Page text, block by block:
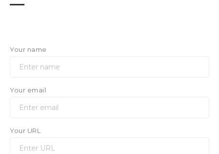
Your name
Your email
Your URL